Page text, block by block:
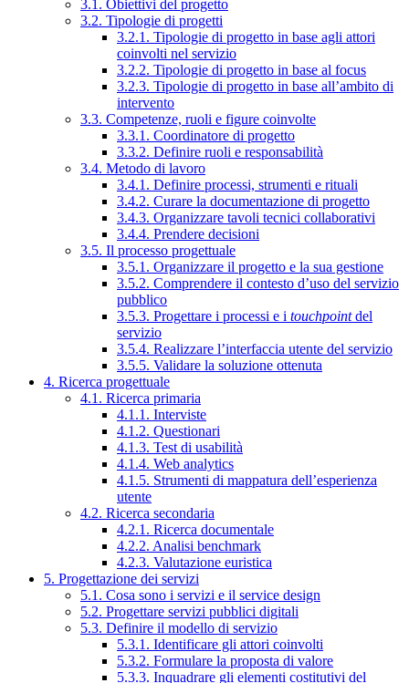
3.1. Obiettivi del progetto
3.2. Tipologie di progetti
3.2.1. Tipologie di progetto in base agli attori
coinvolti nel servizio
3.2.2. Tipologie di progetto in base al focus
3.2.3. Tipologie di progetto in base all’ambito di
intervento
3.3. Competenze, ruoli e figure coinvolte
3.3.1. Coordinatore di progetto
3.3.2. Definire ruoli e responsabilità
3.4. Metodo di lavoro
3.4.1. Definire processi, strumenti e rituali
3.4.2. Curare la documentazione di progetto
3.4.3. Organizzare tavoli tecnici collaborativi
3.4.4. Prendere decisioni
3.5. Il processo progettuale
3.5.1. Organizzare il progetto e la sua gestione
3.5.2. Comprendere il contesto d’uso del servizio
pubblico
3.5.3. Progettare i processi e i touchpointdel
servizio
3.5.4. Realizzare l’interfaccia utente del servizio
3.5.5. Validare la soluzione ottenuta
4. Ricerca progettuale
4.1. Ricerca primaria
4.1.1. Interviste
4.1.2. Questionari
4.1.3. Test di usabilità
4.1.4. Web analytics
4.1.5. Strumenti di mappatura dell’esperienza
utente
4.2. Ricerca secondaria
4.2.1. Ricerca documentale
4.2.2. Analisi benchmark
4.2.3. Valutazione euristica
5. Progettazione dei servizi
5.1. Cosa sono i servizi e il service design
5.2. Progettare servizi pubblici digitali
5.3. Definire il modello di servizio
5.3.1. Identificare gli attori coinvolti
5.3.2. Formulare la proposta di valore
5.3.3. Inquadrare gli elementi costitutivi del